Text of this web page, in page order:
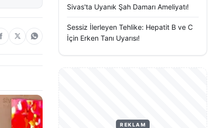
Sivas'ta Uyanık Şah Damarı Ameliyatı!
Sessiz İlerleyen Tehlike: Hepatit B ve C
İçin Erken Tanı Uyarısı!
REKLAM